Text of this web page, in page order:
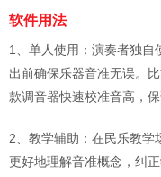
软件用法
1、单人使用：演奏者独自
出前确保乐器音准无误。
款调音器快速校准音高，保
2、教学辅助：在民乐教学
更好地理解音准概念，纠